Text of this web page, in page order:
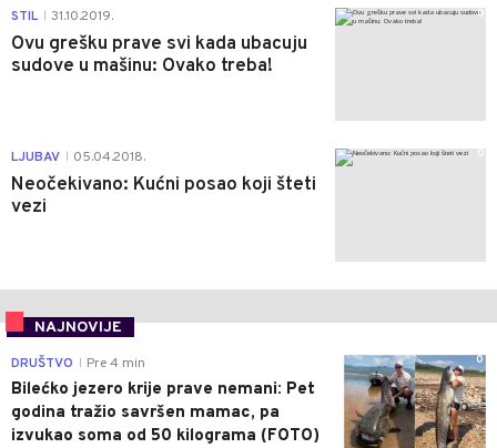
STIL 31.10.2019.
Ovu grešku prave svi kada ubacuju
sudove u mašinu: Ovako treba!
0
LJUBAV 05.04.2018.
Neočekivano: Kućni posao koji šteti
vezi
0
NAJNOVIJE
0
DRUŠTVO Pre 4 min
Bilećko jezero krije prave nemani: Pet
godina tražio savršen mamac, pa
izvukao soma od 50 kilograma (FOTO)